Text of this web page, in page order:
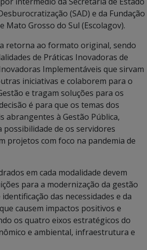
(SAD) e da Fundação
Mato Grosso do Sul (Escolagov).
retorna ao formato original, sendo
de Práticas Inovadoras de
Implementáveis que sirvam
iniciativas e colaborem para o
e tragam soluções para os
é para que os temas dos
abrangentes à Gestão Pública,
possibilidade de os servidores
projetos com foco na pandemia de
em cada modalidade devem
para a modernização da gestão
das necessidades e da
causem impactos positivos e
os quatro eixos estratégicos do
e ambiental, infraestrutura e